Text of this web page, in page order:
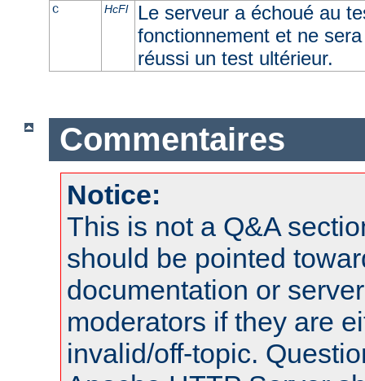
C HcFl
Le serveur a échoué au
fonctionnement et ne
réussi un test ultérieur.
Commentaires
Notice:
This is not a Q&A
should be pointed
documentation or
moderators if they are
invalid/off-topic.